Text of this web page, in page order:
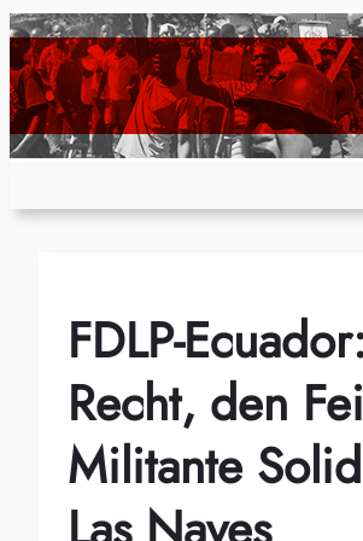
Zum
Inhalt
springen
FDLP-
Recht, den
Militante